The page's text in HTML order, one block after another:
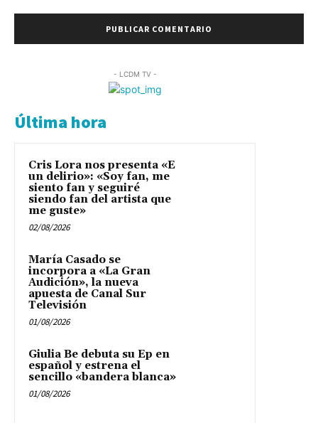
- LCDM TV -
Última hora
Cris Lora nos presenta «E
un delirio»: «Soy fan, me
siento fan y seguiré
siendo fan del artista que
me guste»
02/08/2026
María Casado se
incorpora a «La Gran
Audición», la nueva
apuesta de Canal Sur
Televisión
01/08/2026
Giulia Be debuta su Ep en
español y estrena el
sencillo «bandera blanca»
01/08/2026